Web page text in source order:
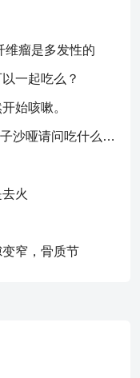
维瘤是多发性的
一起吃么？
始咳嗽。
你好，鼻炎犯了，鼻子不通，嗓子沙哑请问吃什么药比较好？
火
窄，骨质节